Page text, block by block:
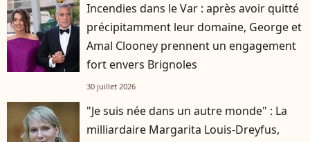
Incendies dans le Var : après avoir quitté
précipitamment leur domaine, George et
Amal Clooney prennent un engagement
fort envers Brignoles
30 juillet 2026
"Je suis née dans un autre monde" : La
milliardaire Margarita Louis-Dreyfus,